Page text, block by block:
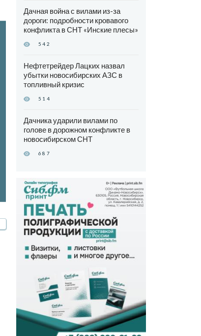
Дачная война с вилами из-за
дороги: подробности кровавого
конфликта в СНТ «Инские плесы»
542
Нефтетрейдер Лацких назвал
убытки новосибирских АЗС в
топливный кризис
514
Дачника ударили вилами по
голове в дорожном конфликте в
новосибирском СНТ
687